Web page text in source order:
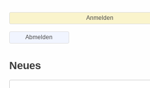
Anmelden
Abmelden
Neues